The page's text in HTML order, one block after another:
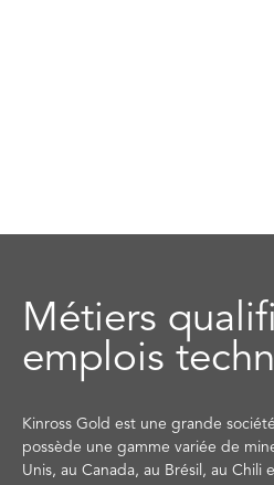
Métiers
emplois
Kinross Gold est une grande
possède une gamme variée de
Unis, au Canada, au Brésil, au Chili